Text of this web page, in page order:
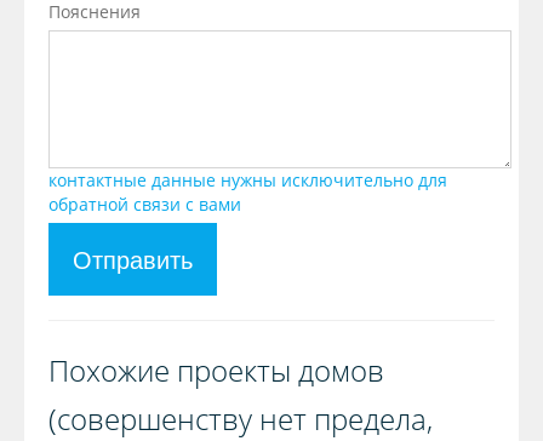
Пояснения
контактные данные нужны исключительно для
обратной связи с вами
Отправить
Похожие проекты домов
(совершенству нет предела,